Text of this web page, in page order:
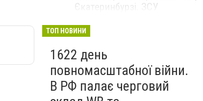
Єкатеринбурзі. ЗСУ
Маріуполі
ТОП НОВИНИ
1622 день
повномасштабної війни.
В РФ палає черговий